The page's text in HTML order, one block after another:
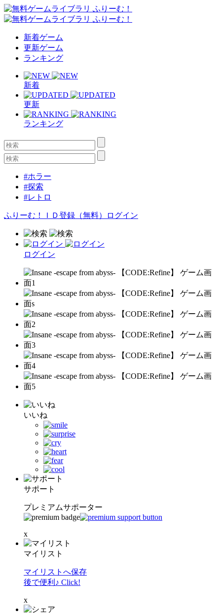
新着ゲーム
更新ゲーム
ランキング
新着
更新
ランキング
#ホラー
#探索
#レトロ
ふりーむ！ＩＤ登録（無料） ログイン
ログイン
いいね
サポート
プレミアムサポーター
x
マイリスト
マイリストへ保存
後で便利♪ Click!
x